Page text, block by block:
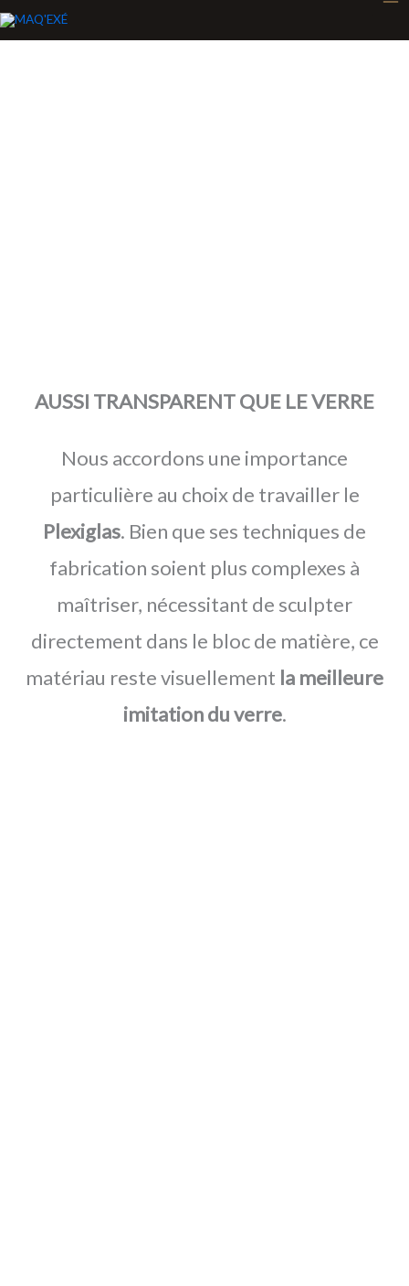
Aller
au
AUSSI TRANSPARENT QUE LE VERRE
Nous accordons une importance
particulière au choix de travailler le
Plexiglas. Bien que ses techniques de
fabrication soient plus complexes à
maîtriser, nécessitant de sculpter
directement dans le bloc de matière, ce
matériau reste visuellement la meilleure
imitation du verre.